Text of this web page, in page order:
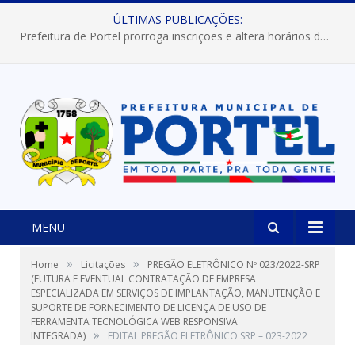
ÚLTIMAS PUBLICAÇÕES:
Prefeitura de Portel prorroga inscrições e altera horários dos concursos “Musa” e “Miss Mix Verão 2026”
MENU
Home » Licitações »
PREGÃO ELETRÔNICO Nº 023/2022-SRP
(FUTURA E EVENTUAL CONTRATAÇÃO DE EMPRESA
ESPECIALIZADA EM SERVIÇOS DE IMPLANTAÇÃO, MANUTENÇÃO E
SUPORTE DE FORNECIMENTO DE LICENÇA DE USO DE
FERRAMENTA TECNOLÓGICA WEB RESPONSIVA
INTEGRADA) » EDITAL PREGÃO ELETRÔNICO SRP – 023-2022